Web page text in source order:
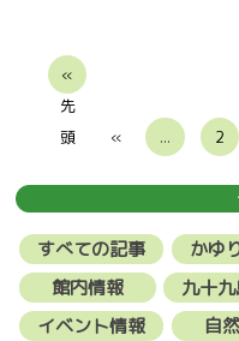
«
先
頭
« ... 2
すべての記事 かゆ
館内情報
九十
イベント情報
自